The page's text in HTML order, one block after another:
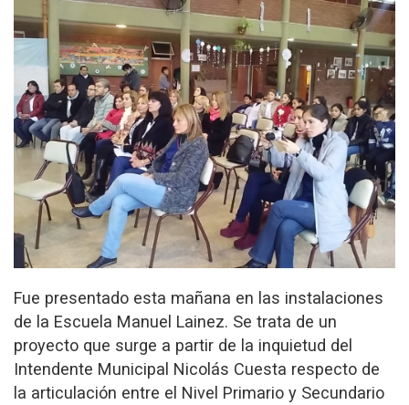
Fue presentado esta mañana en las instalaciones
de la Escuela Manuel Lainez. Se trata de un
proyecto que surge a partir de la inquietud del
Intendente Municipal Nicolás Cuesta respecto de
la articulación entre el Nivel Primario y Secundario